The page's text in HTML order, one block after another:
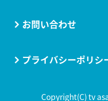
お問い合わせ
プライバシーポリシ
Copyright(C) tv